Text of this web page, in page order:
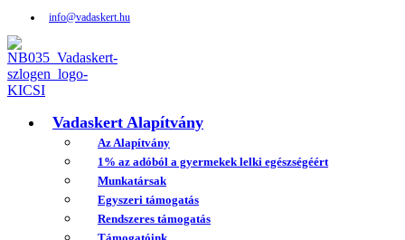
info@vadaskert.hu
Vadaskert Alapítvány
Az Alapítvány
1% az adóból a gyermekek lelki egészségéért
Munkatársak
Egyszeri támogatás
Rendszeres támogatás